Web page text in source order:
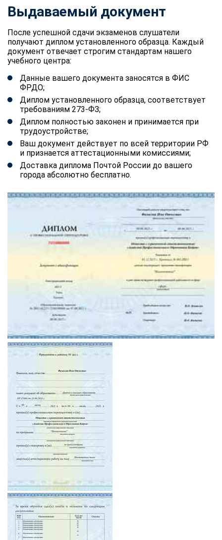
Выдаваемый документ
После успешной сдачи экзаменов слушатели
получают диплом установленного образца. Каждый
документ отвечает строгим стандартам нашего
учебного центра:
Данные вашего документа заносятся в ФИС
ФРДО;
Диплом установленного образца, соответствует
требованиям 273-ФЗ;
Диплом полностью законен и принимается при
трудоустройстве;
Ваш документ действует по всей территории РФ
и признается аттестационными комиссиями;
Доставка диплома Почтой России до вашего
города абсолютно бесплатно.